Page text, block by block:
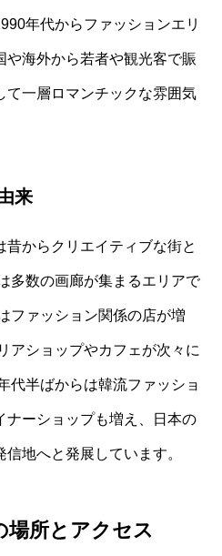
年代からファッションエリ
や海外から若者や観光客で賑
て一層ロマンチックな雰囲気
来
からクリエイティブな街と
多数の画廊が集まるエリアで
ファッション関係の店が増
アショップやカフェが次々に
代半ばからは韓流ファッショ
ナーショップも増え、日本の
地へと発展しています。
場所とアクセス